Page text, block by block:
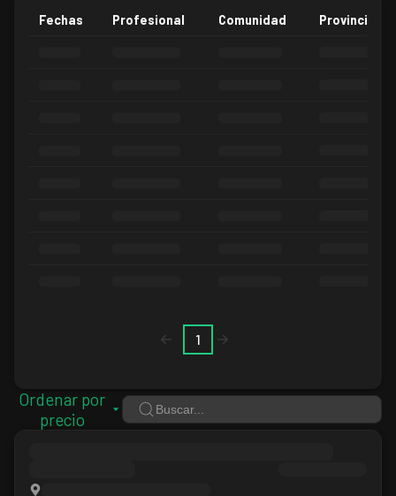
Fechas Profesional Comunidad Provincia
1
Ordenar por
precio